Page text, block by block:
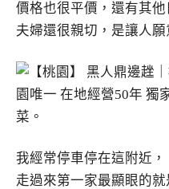
價格也很平價，還有其
夫婦還很親切，是讓人願
我經常停車停在這附近，
走過來第一家最顯眼的就